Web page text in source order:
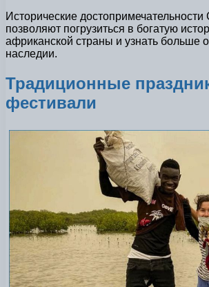
Исторические достопримечательности
позволяют погрузиться в богатую
африканской страны и узнать больше
наследии.
Традиционные
фестивали